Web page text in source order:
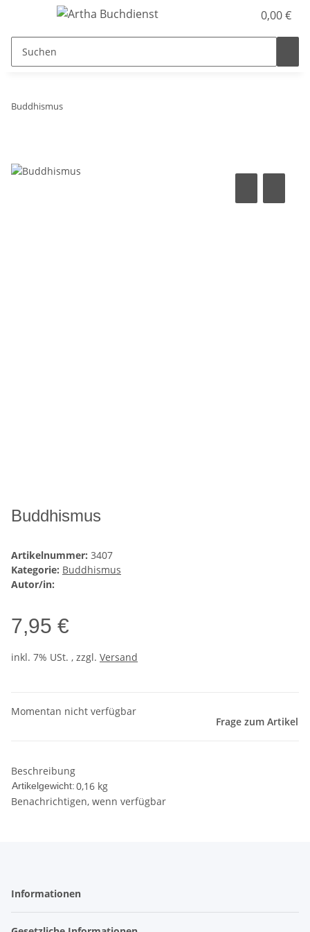
0,00 €
Buddhismus
Buddhismus
Artikelnummer: 3407
Kategorie: Buddhismus
Autor/in:
7,95 €
inkl. 7% USt. , zzgl. Versand
Momentan nicht verfügbar
Frage zum Artikel
Beschreibung
Artikelgewicht:0,16 kg
Benachrichtigen, wenn verfügbar
Informationen